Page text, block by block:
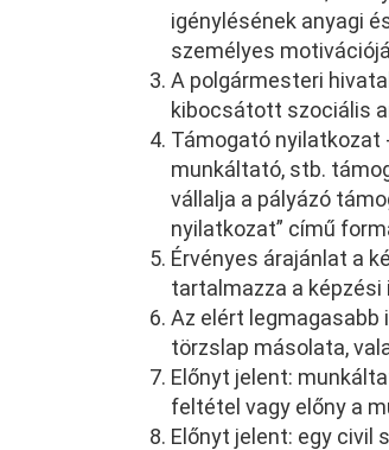
igénylésének anyagi
személyes
A polgármesteri
kibocsátott szociális
Támogató nyilatkozat
munkáltató, stb.
vállalja a pályázó
nyilatkozat” című
Érvényes árajánlat a
tartalmazza a
Az elért
törzslap másolata,
Előnyt jelent:
feltétel vagy előny a
Előnyt jelent: egy civil